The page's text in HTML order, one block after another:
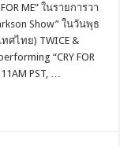
ME” ในรายการวา
Show” ในวันพุธ
ทศไทย) TWICE &
“CRY FOR
PST, …